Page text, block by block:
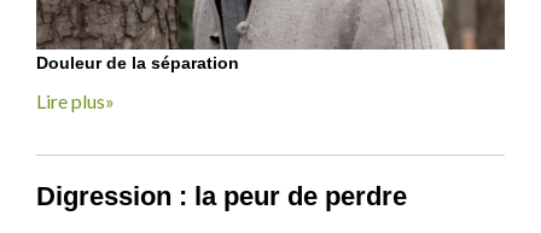
Douleur de la séparation
Lire plus»
Digression : la peur de perdre